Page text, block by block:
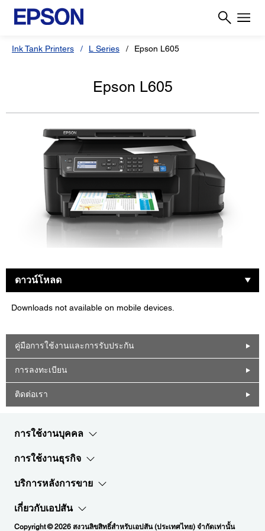
Ink Tank Printers L Series Epson L605
Epson L605
ดาวน์โหลด
Downloads not available on mobile devices.
คู่มือการใช้งานและการรับประกัน
การลงทะเบียน
ติดต่อเรา
การใช้งานบุคคล
การใช้งานธุรกิจ
บริการหลังการขาย
เกี่ยวกับเอปสัน
Copyright © 2026 สงวนลิขสิทธิ์สำหรับเอปสัน (ประเทศไทย) จำกัดเท่านั้น